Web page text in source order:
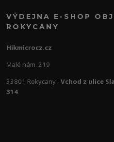
VÝDEJNA E-SHOP
ROKYCANY
Hikmicrocz.cz
Malé nám. 219
33801 Rokycany -Vchod z ulice
314